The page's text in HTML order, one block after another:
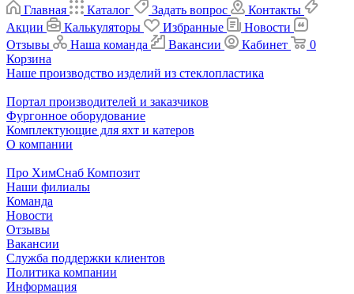
Главная Каталог Задать вопрос
Контакты
Акции
Калькуляторы Избранные
Новости
Отзывы
Наша команда Вакансии Кабинет
0
Корзина
Наше производство изделий из стеклопластика
Портал производителей и заказчиков
Фургонное оборудование
Комплектующие для яхт и катеров
О компании
Про ХимСнаб Композит
Наши филиалы
Команда
Новости
Отзывы
Вакансии
Служба поддержки клиентов
Политика компании
Информация